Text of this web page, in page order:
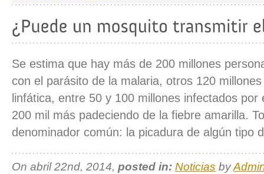
Se estima que hay más de 200 millones
con el parásito de la malaria, otros 120
linfática, entre 50 y 100 millones infectados
200 mil más padeciendo de la fiebre amarilla.
denominador común: la picadura de algún tipo
On abril 22nd, 2014, posted in: Noticias by